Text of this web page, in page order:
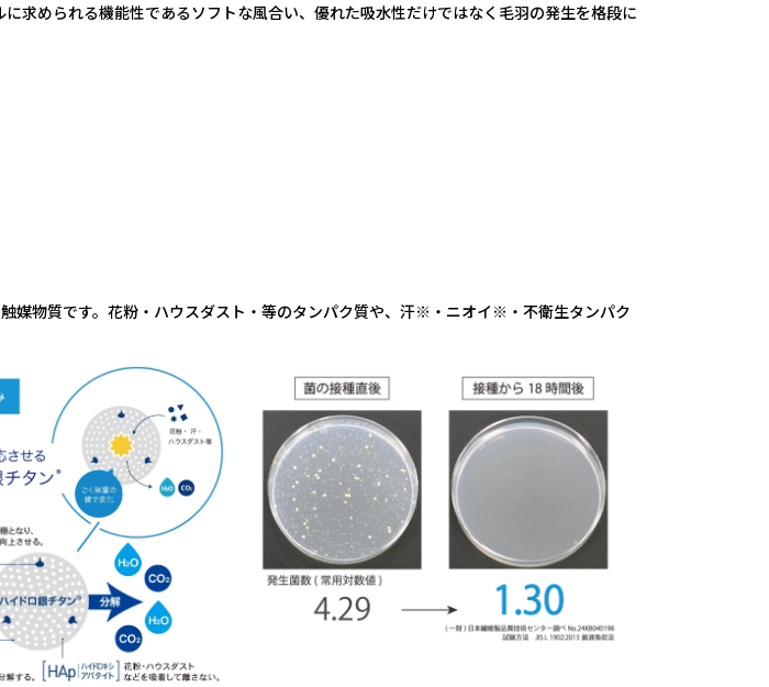
求められる機能性であるソフトな風合い、優れた吸水性だけではなく毛羽の発生を格段に
媒物質です。花粉・ハウスダスト・等のタンパク質や、汗※・ニオイ※・不衛生タンパク